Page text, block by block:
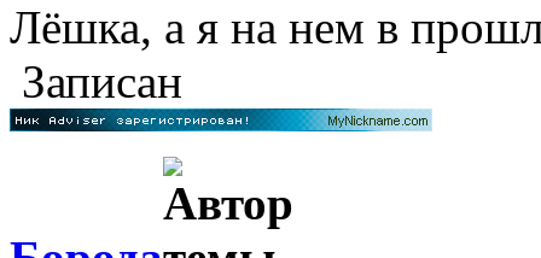
Лёшка, а я на нем в
Записан